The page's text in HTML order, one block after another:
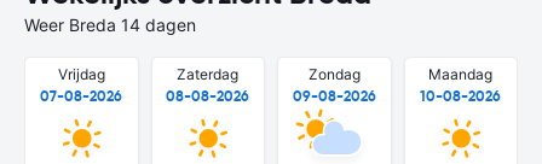
Weer Breda 14 dagen
Vrijdag
07-08-2026
Zaterdag
08-08-2026
Zondag
09-08-2026
Maandag
10-08-2026